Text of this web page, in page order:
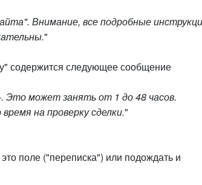
Внимание, все подробные
"
содержится следующее сообщение
Это может занять от 1 до 48 часов.
на проверку сделки."
поле ("переписка") или подождать и